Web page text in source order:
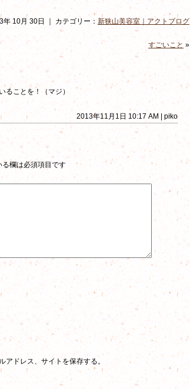
年 10月 30日 ｜ カテゴリー： 新狭山美容室｜アクトブログ
すごいこと »
ることを！（マジ）
2013年11月1日 10:17 AM | piko
る欄は必須項目です
ドレス、サイトを保存する。